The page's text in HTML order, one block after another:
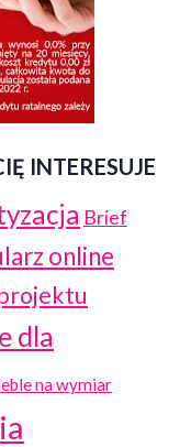
INTERESUJE
Brief
online
dla
na wymiar